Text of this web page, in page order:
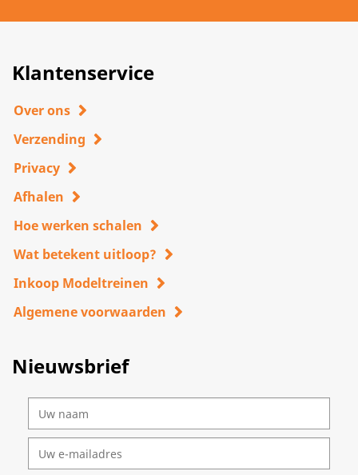
Klantenservice
Over ons
Verzending
Privacy
Afhalen
Hoe werken schalen
Wat betekent uitloop?
Inkoop Modeltreinen
Algemene voorwaarden
Nieuwsbrief